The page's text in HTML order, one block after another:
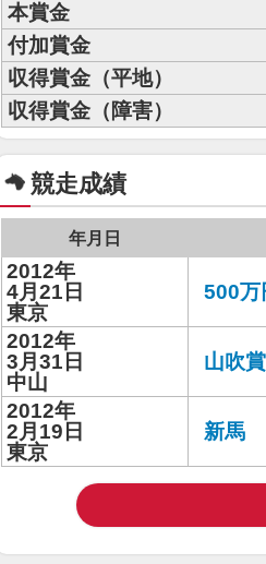
本賞金
付加賞金
収得賞金（平地）
収得賞金（障害）
競走成績
年月日
2012年
4月21日
東京
500万
2012年
3月31日
中山
山吹賞
2012年
2月19日
東京
新馬